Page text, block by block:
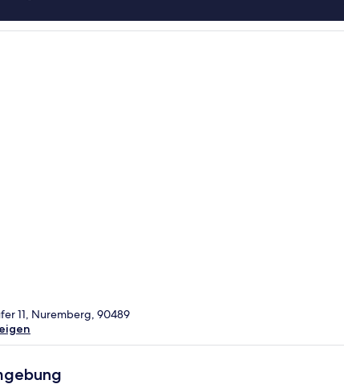
11, Nuremberg, 90489